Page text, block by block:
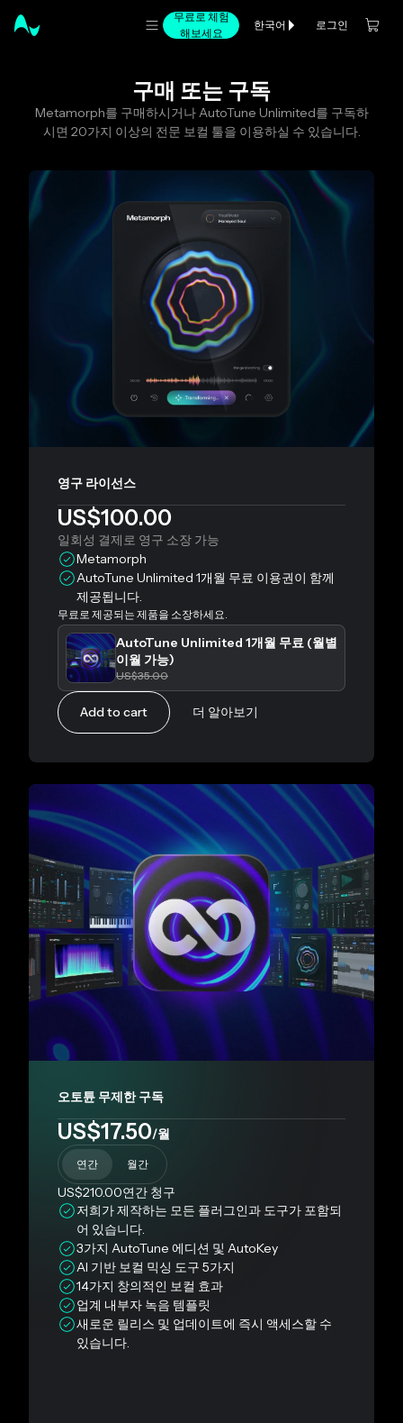
무료로 체험
해보세요
한국어 로그인
구매 또는 구독
Metamorph를 구매하시거나 AutoTune Unlimited를 구독하
시면 20가지 이상의 전문 보컬 툴을 이용하실 수 있습니다.
영구 라이선스
US$100.00
일회성 결제로 영구 소장 가능
Metamorph
AutoTune Unlimited 1개월 무료 이용권이 함께
제공됩니다.
무료로 제공되는 제품을 소장하세요.
AutoTune Unlimited 1개월 무료 (월별
이월 가능)
US$35.00
Add to cart 더 알아보기
오토튠 무제한 구독
US$17.50/월
연간 월간
US$210.00연간 청구
저희가 제작하는 모든 플러그인과 도구가 포함되
어 있습니다.
3가지 AutoTune 에디션 및 AutoKey
AI 기반 보컬 믹싱 도구 5가지
14가지 창의적인 보컬 효과
업계 내부자 녹음 템플릿
새로운 릴리스 및 업데이트에 즉시 액세스할 수
있습니다.